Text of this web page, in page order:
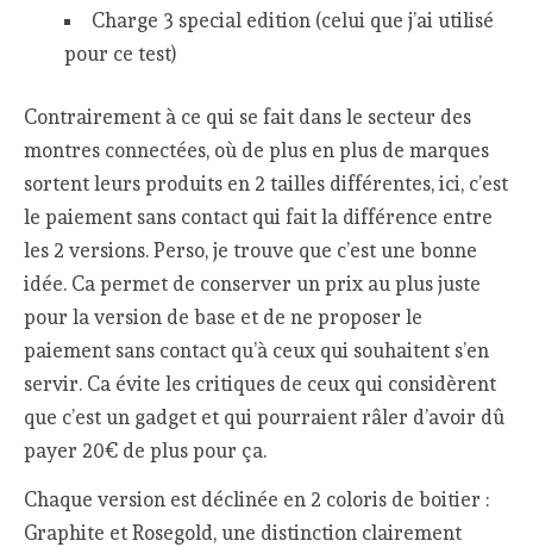
Charge 3 special edition (celui que j’ai utilisé
pour ce test)
Contrairement à ce qui se fait dans le secteur des
montres connectées, où de plus en plus de marques
sortent leurs produits en 2 tailles différentes, ici, c’est
le paiement sans contact qui fait la différence entre
les 2 versions. Perso, je trouve que c’est une bonne
idée. Ca permet de conserver un prix au plus juste
pour la version de base et de ne proposer le
paiement sans contact qu’à ceux qui souhaitent s’en
servir. Ca évite les critiques de ceux qui considèrent
que c’est un gadget et qui pourraient râler d’avoir dû
payer 20€ de plus pour ça.
Chaque version est déclinée en 2 coloris de boitier :
Graphite et Rosegold, une distinction clairement